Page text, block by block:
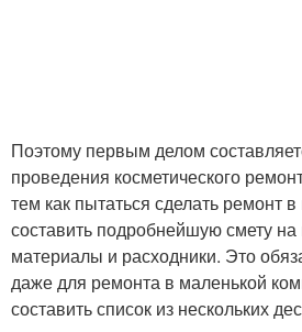
Поэтому первым делом
проведения косметического
тем как пытаться сделать ремонт
составить подробнейшую смету
материалы и расходники. Это
даже для ремонта в маленькой
составить список из нескольких